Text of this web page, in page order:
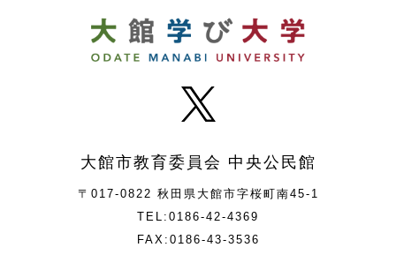
大館市教育委員会 中央公民館
〒017-0822 秋田県大館市字桜町南45-1
TEL:0186-42-4369
FAX:0186-43-3536